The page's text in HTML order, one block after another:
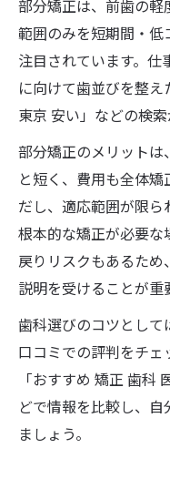
部分矯正は、前歯の軽
範囲のみを短期間・低
注目されています。仕
に向けて歯並びを整
東京 安い」などの検索
部分矯正のメリット
と短く、費用も全体
だし、適応範囲が限
根本的な矯正が必要な
戻りリスクもあるた
説明を受けることが重
歯科選びのコツとして
口コミでの評判をチェ
「おすすめ 矯正 歯科
どで情報を比較し、
ましょう。